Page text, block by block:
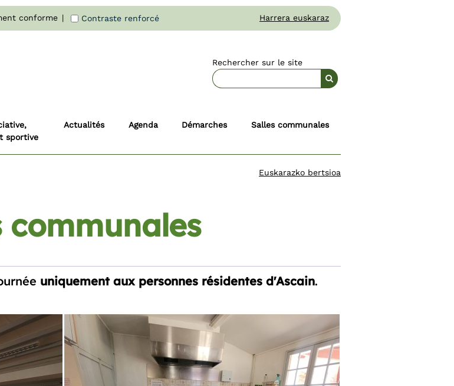
conforme Contraste renforcé Harrera euskaraz
Rechercher sur le site
sportive
Actualités Agenda Démarches Salles communales
Euskarazko bertsioa
communales
uniquement aux personnes résidentes d'Ascain.